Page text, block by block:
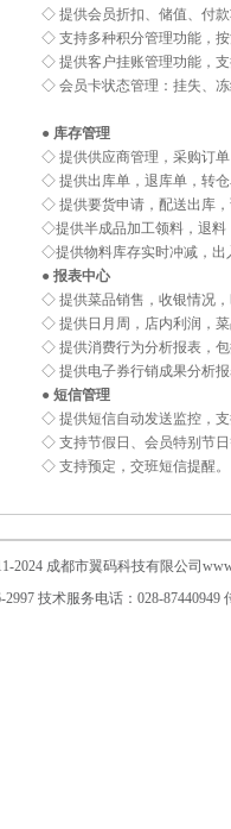
◇ 提供会员折扣、储值、付
◇ 支持多种积分管理功能，
◇ 提供客户挂账管理功能，
◇ 会员卡状态管理：挂失、
● 库存管理
◇ 提供供应商管理，采购订
◇ 提供出库单，退库单，转
◇ 提供要货申请，配送出库
◇提供半成品加工领料，退料
◇提供物料库存实时冲减，出
● 报表中心
◇ 提供菜品销售，收银情况
◇ 提供日月周，店内利润，
◇ 提供消费行为分析报表，
◇ 提供电子券行销成果分析
● 短信管理
◇ 提供短信自动发送监控，
◇ 支持节假日、会员特别节
◇ 支持预定，交班短信提醒。
2024 成都市翼码科技有限公司
2997 技术服务电话：028-87440949